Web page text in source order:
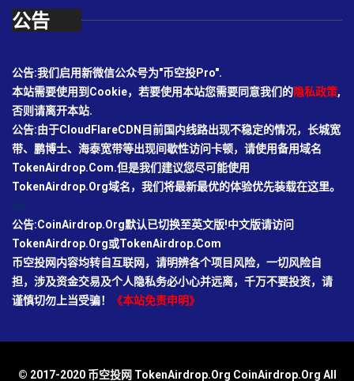
公告
公告:我们启用新微信公众号为"币空投Pro".
本站需要使用到Cookie，若要使用本站您需要同意我们的隐私政策,
否则请离开本站.
公告:由于CloudFlareCDN目前国内线路出现不稳定的情况，长城宽
带、鹏博士、海泰宽带等出现间歇性访问卡顿，请使用备用域名
TokenAirdrop.Com.但是我们建议您尽可能使用
TokenAirdrop.Org域名，我们将最新最优的体验优先装载在这里。
公告:CoinAirdrop.Org默认已切换至英文版!中文版请访问
TokenAirdrop.Org或TokenAirdrop.Com
币空投网内容均转自互联网，请明辨各个项目风险，一切风险自
担，涉及资金交易及个人隐私务必小心并远离，千万不要投资，请
谨慎切勿上当受骗！
《本站免责申明》
© 2017-2020 币空投网 TokenAirdrop.Org CoinAirdrop.Org All